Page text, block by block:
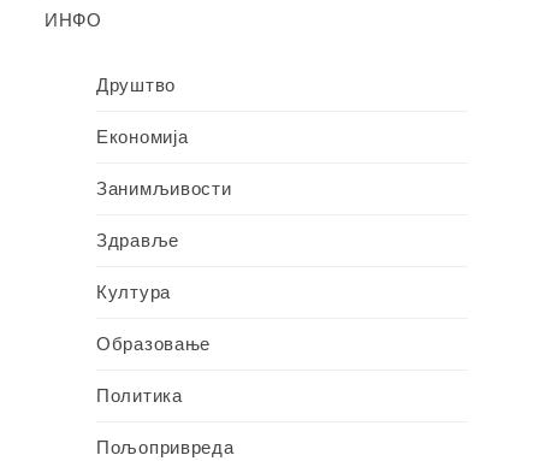
ИНФО
Друштво
Економија
Занимљивости
Здравље
Култура
Образовање
Политика
Пољопривреда